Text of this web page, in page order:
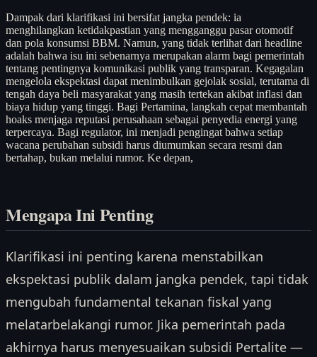
Dampak dari klarifikasi ini bersifat jangka pendek: ia
menghilangkan ketidakpastian yang mengganggu pasar otomotif
dan pola konsumsi BBM. Namun, yang tidak terlihat dari headline
adalah bahwa isu ini sebenarnya merupakan alarm bagi pemerintah
tentang pentingnya komunikasi publik yang transparan. Kegagalan
mengelola ekspektasi dapat menimbulkan gejolak sosial, terutama di
tengah daya beli masyarakat yang masih tertekan akibat inflasi dan
biaya hidup yang tinggi. Bagi Pertamina, langkah cepat membantah
hoaks menjaga reputasi perusahaan sebagai penyedia energi yang
terpercaya. Bagi regulator, ini menjadi pengingat bahwa setiap
wacana perubahan subsidi harus diumumkan secara resmi dan
bertahap, bukan melalui rumor. Ke depan,
Mengapa Ini Penting
Klarifikasi ini penting karena menstabilkan
ekspektasi publik dalam jangka pendek, tapi tidak
mengubah fundamental tekanan fiskal yang
melatarbelakangi rumor. Jika pemerintah pada
akhirnya harus menyesuaikan subsidi Pertalite —